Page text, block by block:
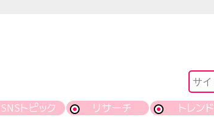
SNSトピック リサーチ トレンド